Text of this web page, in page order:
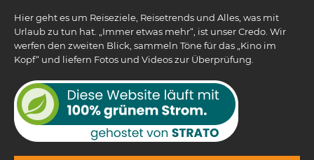
Hier geht es um Reiseziele, Reisetrends und Alles, was mit
Urlaub zu tun hat. „Immer etwas mehr“, ist unser Credo. Wir
werfen den zweiten Blick, sammeln Töne für das „Kino im
Kopf“ und liefern Fotos und Videos zur Überprüfung.